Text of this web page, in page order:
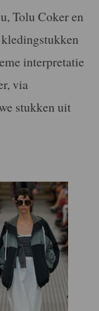
Tolu Coker en
interpretatie
via
stukken uit